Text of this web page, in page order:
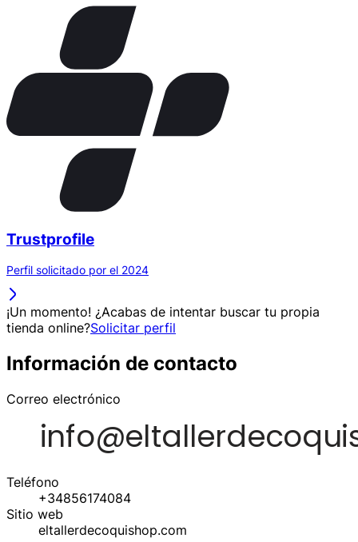
Trustprofile
Perfil solicitado por el 2024
¡Un momento! ¿Acabas de intentar buscar tu propia
tienda online?Solicitar perfil
Información de contacto
Correo electrónico
Teléfono
+34856174084
Sitio web
eltallerdecoquishop.com